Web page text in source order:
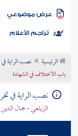
الكتب
موضوعي
تراجم الأعلام
الرئيسية نصب الراية
باب الاختلاف في الشهادة
نصب الراية في
الزيلعي - جمال